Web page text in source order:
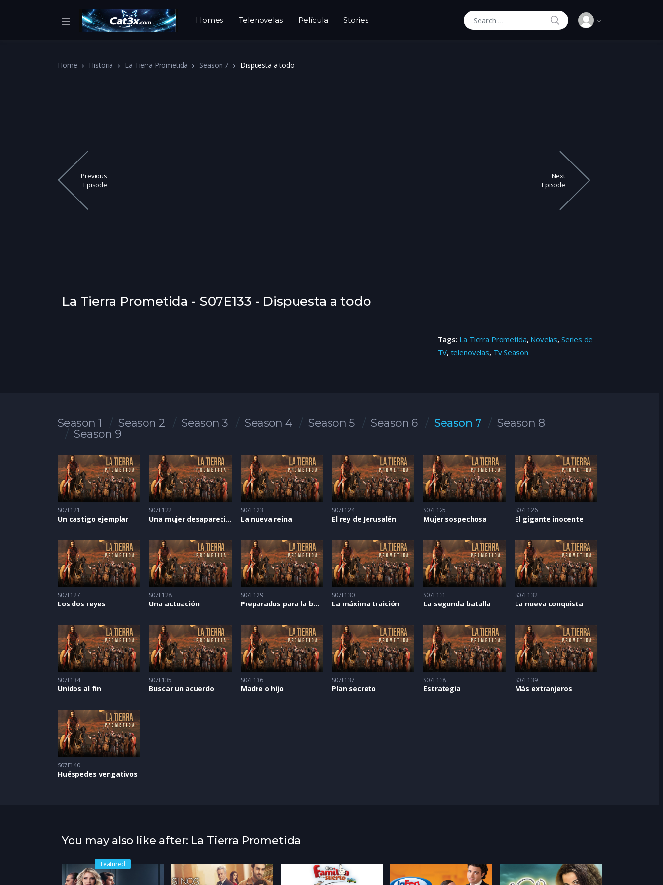
Homes Telenovelas Película Stories
Search for:
SEARCH
Home Historia La Tierra Prometida Season 7 Dispuesta a todo
Previous
Episode
Next
Episode
La Tierra Prometida - S07E133 - Dispuesta a todo
Tags: La Tierra Prometida, Novelas, Series de
TV, telenovelas, Tv Season
Season 1 Season 2 Season 3 Season 4 Season 5 Season 6 Season 7
Season 8
Season 9
S07E121
Un castigo ejemplar
S07E122
Una mujer desaparecida
S07E123
La nueva reina
S07E124
El rey de Jerusalén
S07E125
Mujer sospechosa
S07E126
El gigante inocente
S07E127
Los dos reyes
S07E128
Una actuación
S07E129
Preparados para la batalla
S07E130
La máxima traición
S07E131
La segunda batalla
S07E132
La nueva conquista
S07E134
Unidos al fin
S07E135
Buscar un acuerdo
S07E136
Madre o hijo
S07E137
Plan secreto
S07E138
Estrategia
S07E139
Más extranjeros
S07E140
Huéspedes vengativos
You may also like after: La Tierra Prometida
Featured